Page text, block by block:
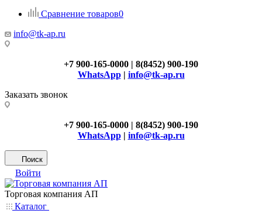
Сравнение товаров0
info@tk-ap.ru
+7 900-165-0000 | 8(8452) 900-190
WhatsApp| info@tk-ap.ru
Заказать звонок
+7 900-165-0000 | 8(8452) 900-190
WhatsApp| info@tk-ap.ru
Поиск
Войти
Торговая компания АП
Каталог